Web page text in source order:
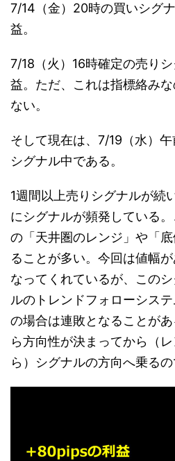
7/14（金）20時の買いシグ
益。
7/18（火）16時確定の売り
益。ただ、これは指標絡み
ない。
そして現在は、7/19（水）
シグナル中である。
1週間以上売りシグナルが続
にシグナルが頻発している
の「天井圏のレンジ」や「
ることが多い。今回は値幅
なってくれているが、この
ルのトレンドフォローシス
の場合は連敗となることが
ら方向性が決まってから（
ら）シグナルの方向へ乗るの